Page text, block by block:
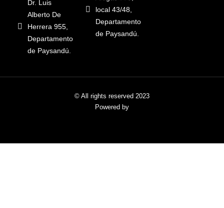
Dr. Luis
Alberto De
Herrera 955,
Departamento
de Paysandú.
local 43/48,
Departamento
de Paysandú.
© All rights reserved 2023
Powered by